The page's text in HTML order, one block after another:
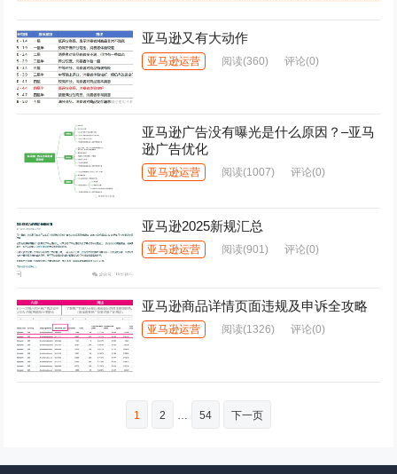
亚马逊又有大动作
亚马逊运营 阅读(360) 评论(0)
亚马逊广告没有曝光是什么原因？–亚马
逊广告优化
亚马逊运营 阅读(1007) 评论(0)
亚马逊2025新规汇总
亚马逊运营 阅读(901) 评论(0)
亚马逊商品详情页面违规及申诉全攻略
亚马逊运营 阅读(1326) 评论(0)
1 2 54 下一页